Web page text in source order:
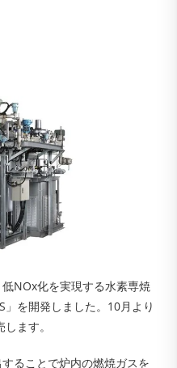
NOx化を実現する水素専焼
を開発しました。10月より
ます。
ることで炉内の燃焼ガスを